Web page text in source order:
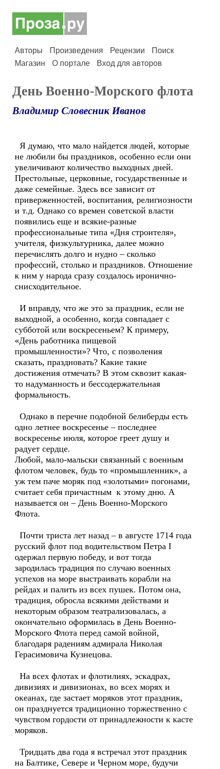
Авторы Произведения Рецензии
Поиск
Магазин
О портале Вход для авторов
День Военно-Морского флота
Владимир Словесник Иванов
Я думаю, что мало найдется людей, которые
не любили бы праздников, особенно если они
увеличивают количество выходных дней.
Престольные, церковные, государственные и
даже семейные. Здесь все зависит от
приверженностей, воспитания, религиозности
и т.д. Однако со времен советской власти
появились еще и всякие-разные
профессиональные типа «Дня строителя»,
учителя, физкультурника, далее можно
перечислять долго и нудно – сколько
профессий, столько и праздников. Отношение
к ним у народа сразу создалось иронично-
снисходительное.
И вправду, что же это за праздник, если не
выходной, а особенно, когда совпадает с
субботой или воскресеньем? К примеру,
«День работника пищевой
промышленности»? Что, с позволения
сказать, праздновать? Какие такие
достижения отмечать? В этом сквозит какая-
то надуманность и бессодержательная
формальность.
Однако в перечне подобной белиберды есть
одно летнее воскресенье – последнее
воскресенье июля, которое греет душу и
радует сердце.
Любой, мало-мальски связанный с военным
флотом человек, будь то «промышленник», а
уж тем паче моряк под «золотыми» погонами,
считает себя причастным к этому дню. А
называется он – День Военно-Морского
Флота.
Почти триста лет назад – в августе 1714 года
русский флот под водительством Петра I
одержал первую победу, и вот тогда
зародилась традиция по случаю военных
успехов на море выстраивать корабли на
рейдах и палить из всех пушек. Потом она,
традиция, обросла всякими действами и
некоторым образом театрализовалась, а
окончательно оформилась в День Военно-
Морского Флота перед самой войной,
благодаря радениям адмирала Николая
Герасимовича Кузнецова.
На всех флотах и флотилиях, эскадрах,
дивизиях и дивизионах, во всех морях и
океанах, где застает моряков этот праздник,
он празднуется традиционно торжественно с
чувством гордости от принадлежности к касте
моряков.
Тридцать два года я встречал этот праздник
на Балтике, Севере и Черном море, будучи